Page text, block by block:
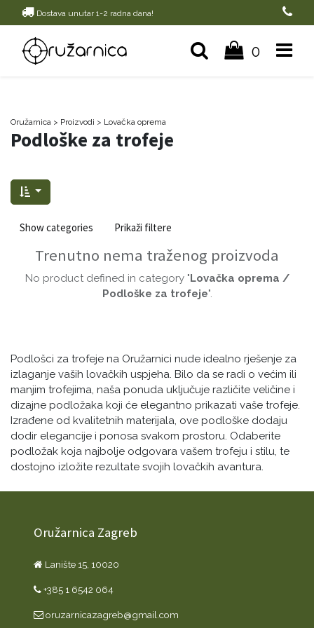
Dostava unutar 1-2 radna dana!
0
Oružarnica > Proizvodi > Lovačka oprema
Podloške za trofeje
Show categories Prikaži filtere
Trenutno nema traženog proizvoda
No product defined in category "Lovačka oprema /
Podloške za trofeje".
Podlošci za trofeje na Oružarnici nude idealno rješenje za
izlaganje vaših lovačkih uspjeha. Bilo da se radi o većim ili
manjim trofejima, naša ponuda uključuje različite veličine i
dizajne podložaka koji će elegantno prikazati vaše trofeje.
Izrađene od kvalitetnih materijala, ove podloške dodaju
dodir elegancije i ponosa svakom prostoru. Odaberite
podložak koja najbolje odgovara vašem trofeju i stilu, te
dostojno izložite rezultate svojih lovačkih avantura.
Oružarnica Zagreb
Lanište 15, 10020
+385 1 6542 064
oruzarnicazagreb@gmail.com